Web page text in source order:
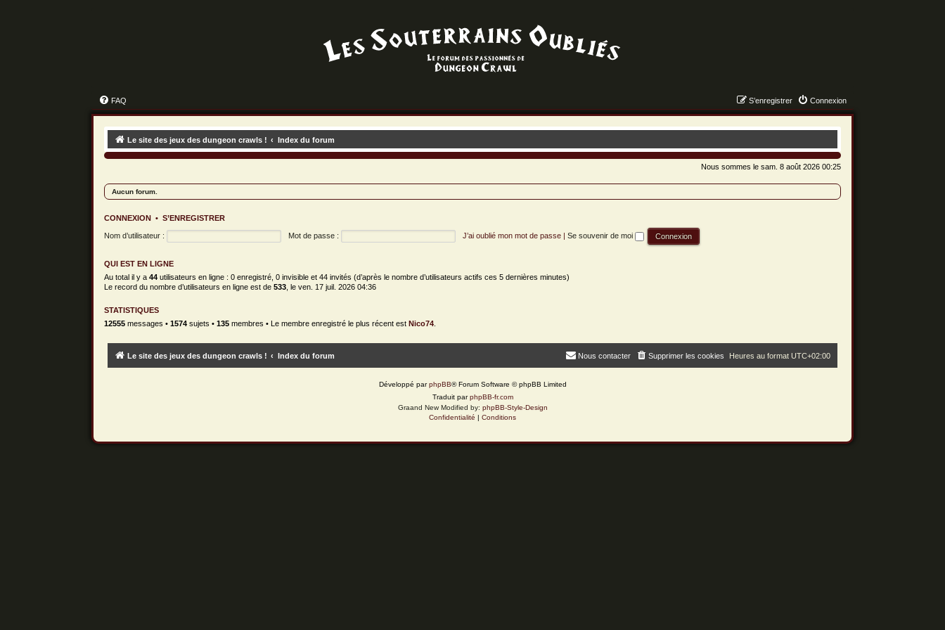
FAQ Connexion
S’enregistrer
Le site des jeux des dungeon crawls ! Index du forum
Nous sommes le sam. 8 août 2026 00:25
Aucun forum.
CONNEXION• S’ENREGISTRER
Nom d’utilisateur : Mot de passe : J’ai oublié mon mot de passe | Se souvenir de moi
QUI EST EN LIGNE
Au total il y a 44utilisateurs en ligne : 0 enregistré, 0 invisible et 44 invités (d’après le nombre d’utilisateurs actifs ces 5 dernières minutes)
Le record du nombre d’utilisateurs en ligne est de 533, le ven. 17 juil. 2026 04:36
STATISTIQUES
12555messages • 1574sujets • 135membres • Le membre enregistré le plus récent est Nico74.
Le site des jeux des dungeon crawls ! Index du forum Heures au formatUTC+02:00
Supprimer les cookies
Nous contacter
Développé parphpBB® Forum Software © phpBB Limited
Traduit parphpBB-fr.com
Graand New Modified by: phpBB-Style-Design
Confidentialité | Conditions